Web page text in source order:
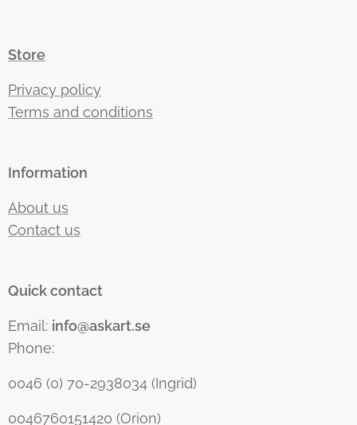
Store
Privacy policy
Terms and conditions
Information
About us
Contact us
Quick contact
Email: info@askart.se
Phone:
0046 (0) 70-2938034 (Ingrid)
0046760151420 (Orion)